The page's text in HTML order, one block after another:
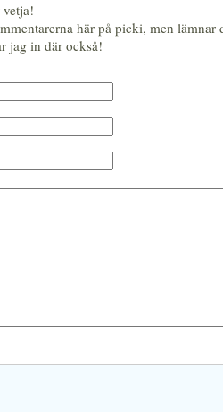
här på picki, men lämnar
jag in där också!